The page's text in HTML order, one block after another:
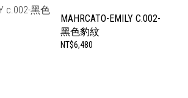
MAHRCATO-EMILY C.002-
黑色豹紋
NT$6,480